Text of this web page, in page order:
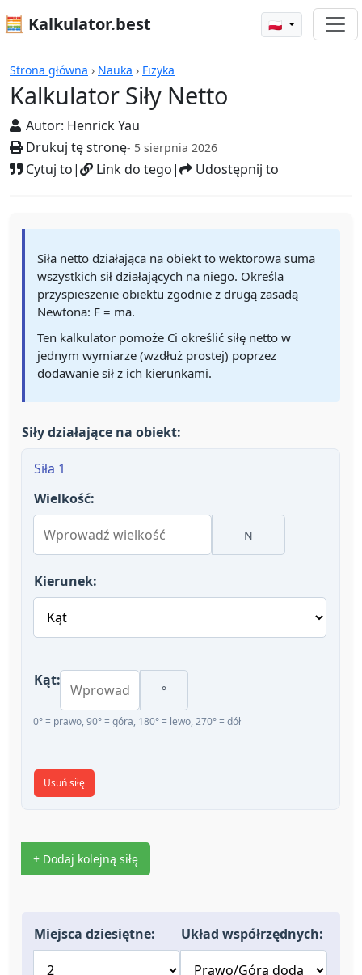
🧮 Kalkulator.best 🇵🇱
Strona główna › Nauka › Fizyka
Kalkulator Siły Netto
Autor: Henrick Yau
Drukuj tę stronę- 5 sierpnia 2026
Cytuj to| Link do tego| Udostępnij to
Kalkulatory
Siła netto działająca na obiekt to wektorowa suma
wszystkich sił działających na niego. Określa
przyspieszenie obiektu zgodnie z drugą zasadą
Newtona: F = ma.
Ten kalkulator pomoże Ci określić siłę netto w
jednym wymiarze (wzdłuż prostej) poprzez
dodawanie sił z ich kierunkami.
Siły działające na obiekt:
Siła 1
Wielkość:
N
Kierunek:
Kąt:
°
0° = prawo, 90° = góra, 180° = lewo, 270° = dół
Usuń siłę
+ Dodaj kolejną siłę
Miejsca dziesiętne: Układ współrzędnych: